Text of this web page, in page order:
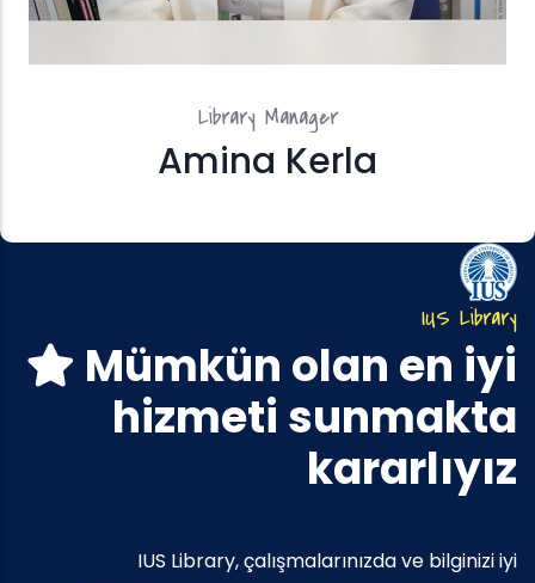
Library Manager
Amina Kerla
IUS Library
Mümkün olan en iyi
hizmeti sunmakta
kararlıyız
IUS Library, çalışmalarınızda ve bilginizi iyi